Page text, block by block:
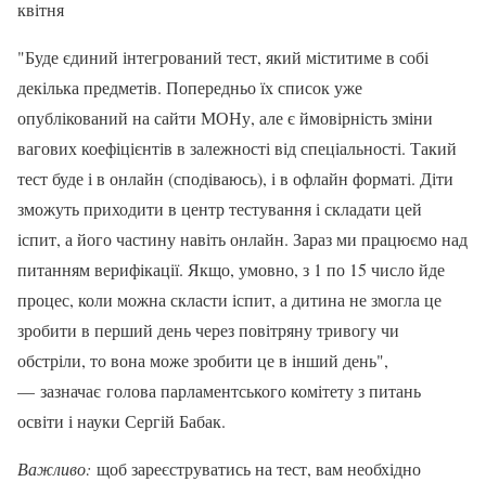
квітня
"Буде єдиний інтегрований тест, який міститиме в собі
декілька предметів. Попередньо їх список уже
опублікований на сайти МОНу, але є ймовірність зміни
вагових коефіцієнтів в залежності від спеціальності. Такий
тест буде і в онлайн (сподіваюсь), і в офлайн форматі. Діти
зможуть приходити в центр тестування і складати цей
іспит, а його частину навіть онлайн. Зараз ми працюємо над
питанням верифікації. Якщо, умовно, з 1 по 15 число йде
процес, коли можна скласти іспит, а дитина не змогла це
зробити в перший день через повітряну тривогу чи
обстріли, то вона може зробити це в інший день",
— зазначає голова парламентського комітету з питань
освіти і науки Сергій Бабак.
Важливо: щоб зареєструватись на тест, вам необхідно